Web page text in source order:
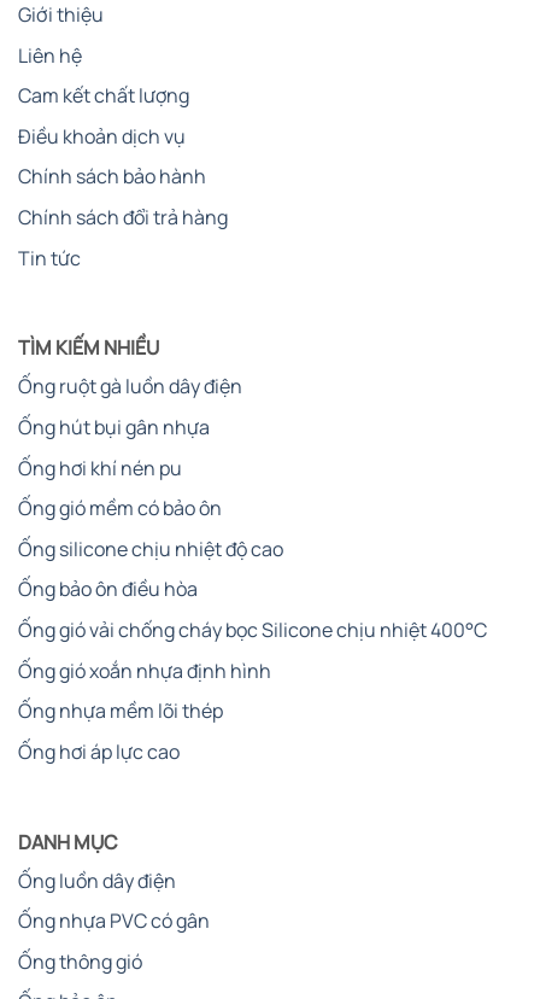
Giới thiệu
Liên hệ
Cam kết chất lượng
Điều khoản dịch vụ
Chính sách bảo hành
Chính sách đổi trả hàng
Tin tức
TÌM KIẾM NHIỀU
Ống ruột gà luồn dây điện
Ống hút bụi gân nhựa
Ống hơi khí nén pu
Ống gió mềm có bảo ôn
Ống silicone chịu nhiệt độ cao
Ống bảo ôn điều hòa
Ống gió vải chống cháy bọc Silicone chịu nhiệt 400°C
Ống gió xoắn nhựa định hình
Ống nhựa mềm lõi thép
Ống hơi áp lực cao
DANH MỤC
Ống luồn dây điện
Ống nhựa PVC có gân
Ống thông gió